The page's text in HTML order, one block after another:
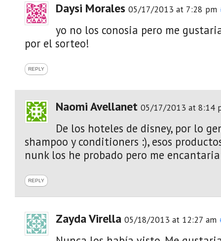
Daysi Morales 05/17/2013 at 7:28 pm
yo no los conosia pero me
por el sorteo!
REPLY
Naomi Avellanet 05/17/2013 at 8:14
De los hoteles de disney, por lo
shampoo y conditioners :), esos
nunk los he probado pero me
REPLY
Zayda Virella 05/18/2013 at 12:27 am